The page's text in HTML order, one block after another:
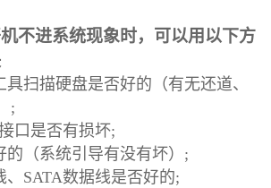
不进系统现象时，可以用以下方
扫描硬盘是否好的（有无还道、
;
口是否有损坏;
的（系统引导有没有坏）;
、SATA数据线是否好的;